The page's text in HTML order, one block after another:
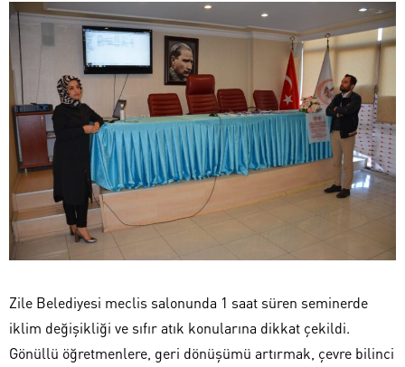
Zile Belediyesi meclis salonunda 1 saat süren seminerde
iklim değişikliği ve sıfır atık konularına dikkat çekildi.
Gönüllü öğretmenlere, geri dönüşümü artırmak, çevre bilinci